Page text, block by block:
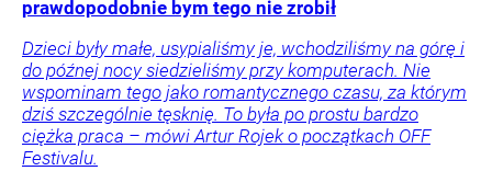
prawdopodobnie bym tego nie zrobił
Dzieci były małe, usypialiśmy je, wchodziliśmy na górę i
do późnej nocy siedzieliśmy przy komputerach. Nie
wspominam tego jako romantycznego czasu, za którym
dziś szczególnie tęsknię. To była po prostu bardzo
ciężka praca – mówi Artur Rojek o początkach OFF
Festivalu.